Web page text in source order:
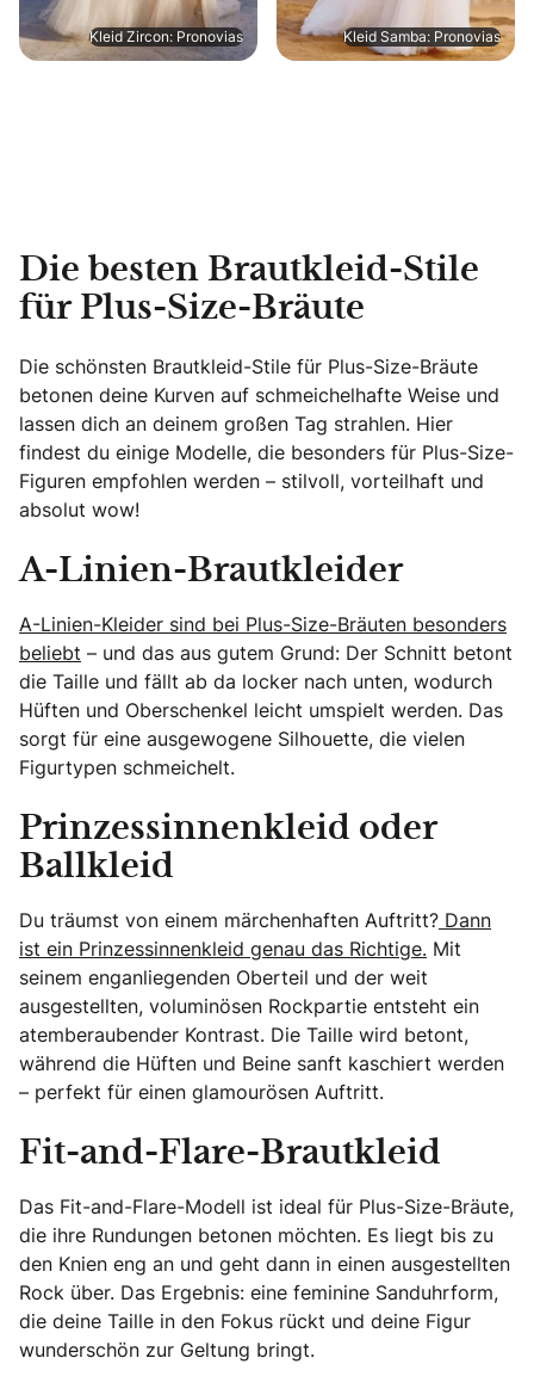
Kleid Zircon: Pronovias Kleid Samba: Pronovias
Die besten Brautkleid-Stile
für Plus-Size-Bräute
Die schönsten Brautkleid-Stile für Plus-Size-Bräute
betonen deine Kurven auf schmeichelhafte Weise und
lassen dich an deinem großen Tag strahlen. Hier
findest du einige Modelle, die besonders für Plus-Size-
Figuren empfohlen werden – stilvoll, vorteilhaft und
absolut wow!
A-Linien-Brautkleider
A-Linien-Kleider sind bei Plus-Size-Bräuten besonders
beliebt – und das aus gutem Grund: Der Schnitt betont
die Taille und fällt ab da locker nach unten, wodurch
Hüften und Oberschenkel leicht umspielt werden. Das
sorgt für eine ausgewogene Silhouette, die vielen
Figurtypen schmeichelt.
Prinzessinnenkleid oder
Ballkleid
Du träumst von einem märchenhaften Auftritt? Dann
ist ein Prinzessinnenkleid genau das Richtige. Mit
seinem enganliegenden Oberteil und der weit
ausgestellten, voluminösen Rockpartie entsteht ein
atemberaubender Kontrast. Die Taille wird betont,
während die Hüften und Beine sanft kaschiert werden
– perfekt für einen glamourösen Auftritt.
Fit-and-Flare-Brautkleid
Das Fit-and-Flare-Modell ist ideal für Plus-Size-Bräute,
die ihre Rundungen betonen möchten. Es liegt bis zu
den Knien eng an und geht dann in einen ausgestellten
Rock über. Das Ergebnis: eine feminine Sanduhrform,
die deine Taille in den Fokus rückt und deine Figur
wunderschön zur Geltung bringt.